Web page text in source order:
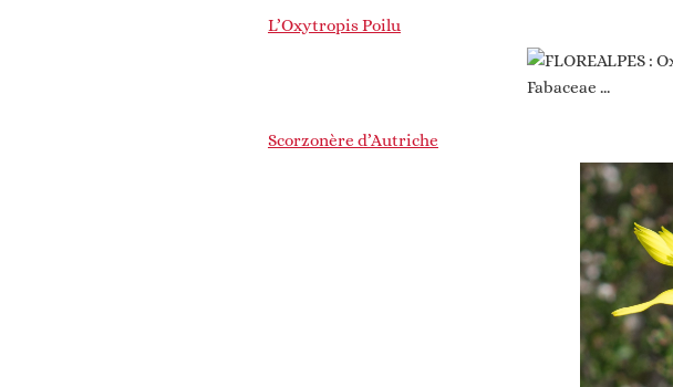
L’Oxytropis Poilu
Scorzonère d’Autriche